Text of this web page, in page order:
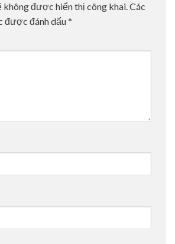
không được hiển thị công khai.Các
đánh dấu*